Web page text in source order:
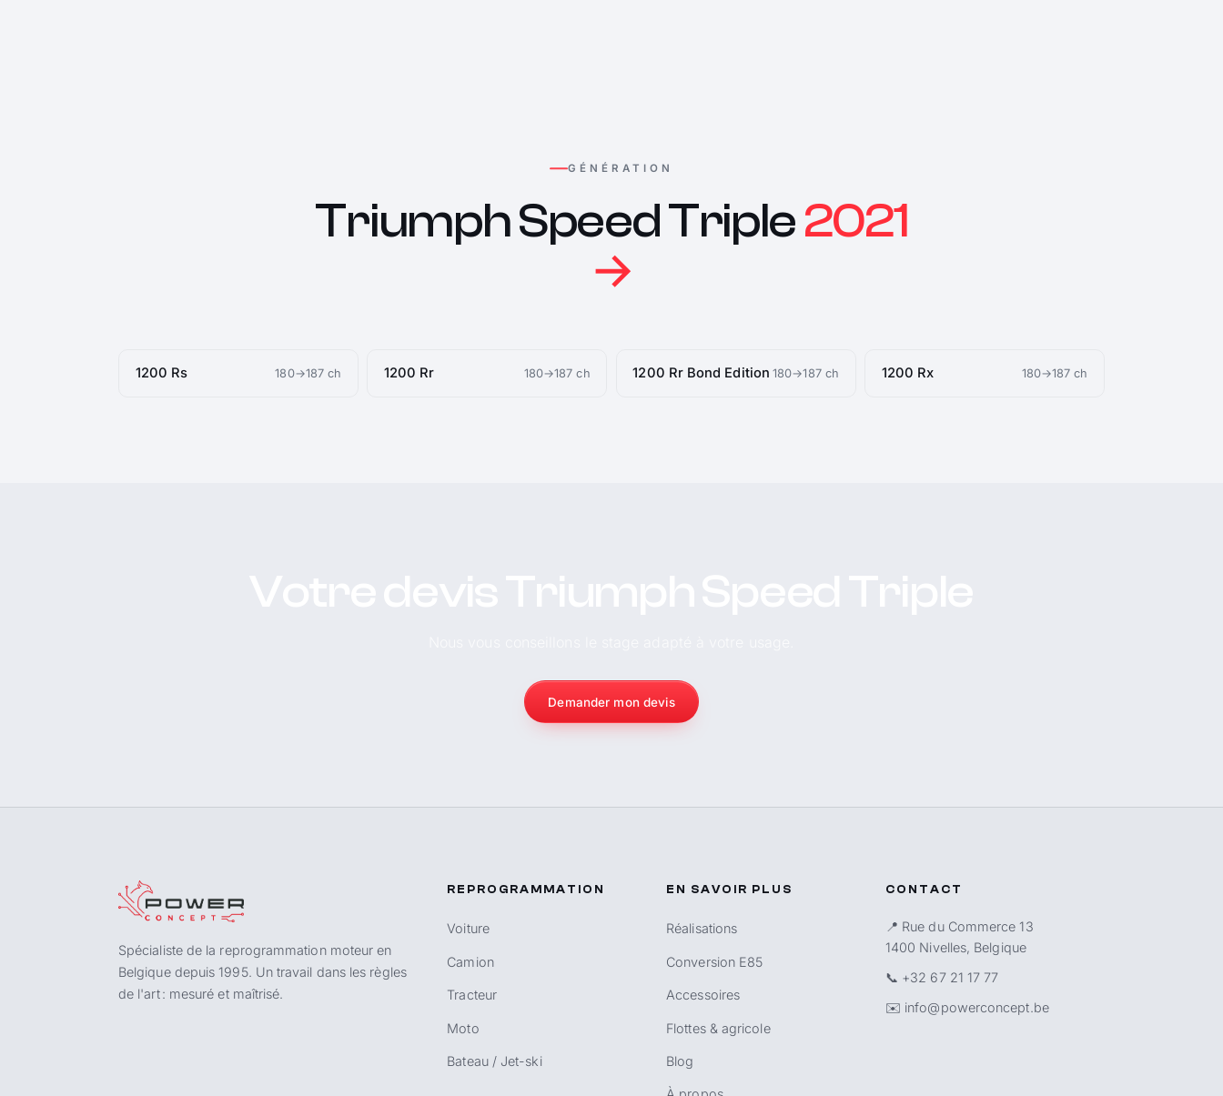
GÉNÉRATION
Triumph Speed Triple2021
→
1200 Rs 180→187 ch 1200 Rr 180→187 ch 1200 Rr Bond Edition 180→187 ch 1200 Rx 180→187 ch
Demander mon devis
Spécialiste de la reprogrammation moteur en
Belgique depuis 1995. Un travail dans les règles
de l'art : mesuré et maîtrisé.
REPROGRAMMATION
Voiture
Camion
Tracteur
Moto
Bateau / Jet-ski
EN SAVOIR PLUS
Réalisations
Conversion E85
Accessoires
Flottes & agricole
Blog
CONTACT
📍 Rue du Commerce 13
1400 Nivelles, Belgique
📞 +32 67 21 17 77
✉️ info@powerconcept.be